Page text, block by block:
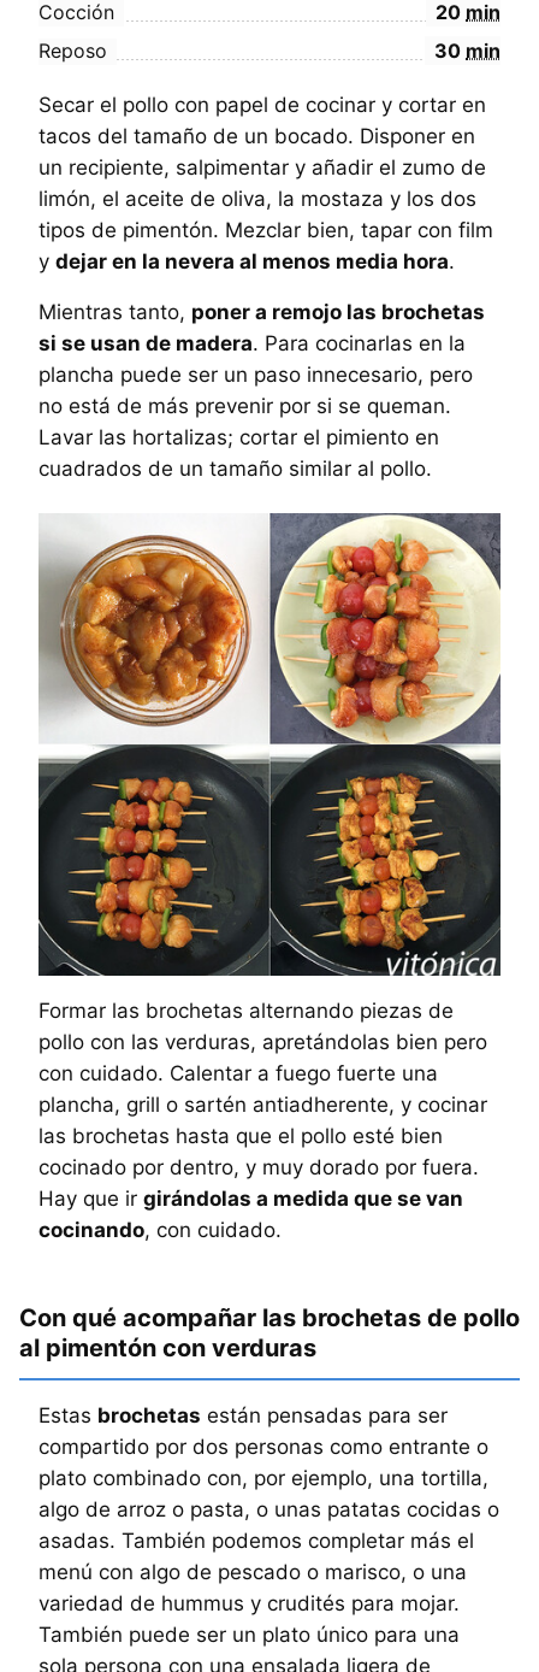
Cocción 20 min
Reposo
30 min
Secar el pollo con papel de cocinar y cortar en
tacos del tamaño de un bocado. Disponer en
un recipiente, salpimentar y añadir el zumo de
limón, el aceite de oliva, la mostaza y los dos
tipos de pimentón. Mezclar bien, tapar con film
y dejar en la nevera al menos media hora.
Mientras tanto, poner a remojo las brochetas
si se usan de madera. Para cocinarlas en la
plancha puede ser un paso innecesario, pero
no está de más prevenir por si se queman.
Lavar las hortalizas; cortar el pimiento en
cuadrados de un tamaño similar al pollo.
Formar las brochetas alternando piezas de
pollo con las verduras, apretándolas bien pero
con cuidado. Calentar a fuego fuerte una
plancha, grill o sartén antiadherente, y cocinar
las brochetas hasta que el pollo esté bien
cocinado por dentro, y muy dorado por fuera.
Hay que ir girándolas a medida que se van
cocinando, con cuidado.
Con qué acompañar las brochetas de pollo
al pimentón con verduras
Estas brochetas están pensadas para ser
compartido por dos personas como entrante o
plato combinado con, por ejemplo, una tortilla,
algo de arroz o pasta, o unas patatas cocidas o
asadas. También podemos completar más el
menú con algo de pescado o marisco, o una
variedad de hummus y crudités para mojar.
También puede ser un plato único para una
sola persona con una ensalada ligera de